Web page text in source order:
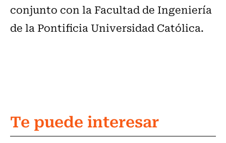
conjunto con la Facultad de Ingeniería
de la Pontificia Universidad Católica.
Te puede interesar